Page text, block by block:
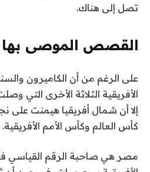
تصل إلى هناك.
القصص الموصى بها
ا
ئ
م
م
ن
ه
ا
ي
ل
على الرغم من أن الكاميرون
الأفريقية الثلاثة الأخرى التي
إلا أن شمال أفريقيا هيمنت على
كأس العالم وكأس الأمم الأفريقية.
مصر هي صاحبة الرقم القياسي